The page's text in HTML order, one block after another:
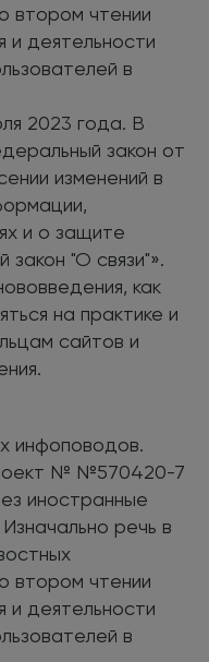
втором чтении
и деятельности
в
2023 года. В
закон от
изменений в
и о защите
"О связи"».
как
на практике и
сайтов и
инфоповодов.
№ №570420-7
иностранные
речь в
втором чтении
и деятельности
в